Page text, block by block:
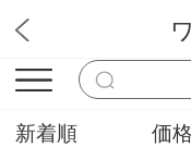
新着順 価